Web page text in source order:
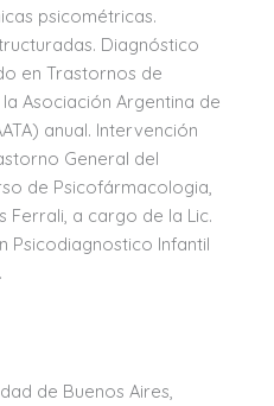
psicométricas.
Diagnóstico
en Trastornos de
Asociación Argentina de
anual. Intervención
General del
de Psicofármacologia,
Ferrali, a cargo de la Lic.
Psicodiagnostico Infantil
de Buenos Aires,